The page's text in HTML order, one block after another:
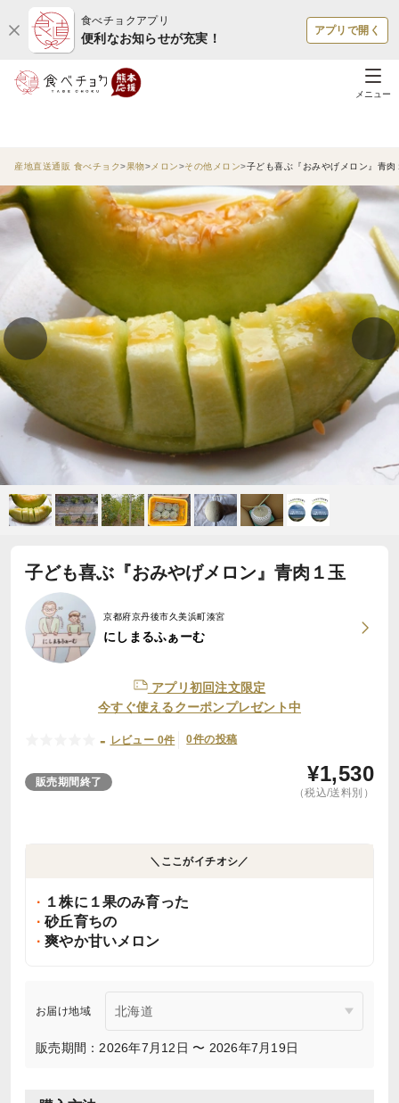
食べチョクアプリ
便利なお知らせが充実！
アプリで開く
メニュー
産地直送通販 食べチョク 果物 メロン その他メロン 子ども喜ぶ『おみやげメロン』青肉
子ども喜ぶ『おみやげメロン』青肉１玉
京都府京丹後市久美浜町湊宮
にしまるふぁーむ
アプリ初回注文限定
今すぐ使えるクーポンプレゼント中
- レビュー 0件 0件の投稿
販売期間終了 ¥1,530
（税込/送料別）
＼ここがイチオシ／
１株に１果のみ育った
砂丘育ちの
爽やか甘いメロン
お届け地域
販売期間：2026年7月12日 〜 2026年7月19日